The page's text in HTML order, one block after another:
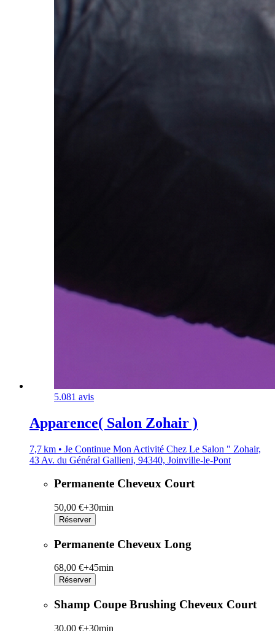
5.081 avis
Apparence( Salon Zohair )
7,7 km • Je Continue Mon Activité Chez Le Salon " Zohair,
43 Av. du Général Gallieni, 94340, Joinville-le-Pont
Permanente Cheveux Court
50,00 €+30min
Réserver
Permanente Cheveux Long
68,00 €+45min
Réserver
Shamp Coupe Brushing Cheveux Court
30,00 €+30min